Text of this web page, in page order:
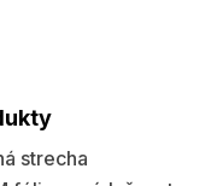
strecha